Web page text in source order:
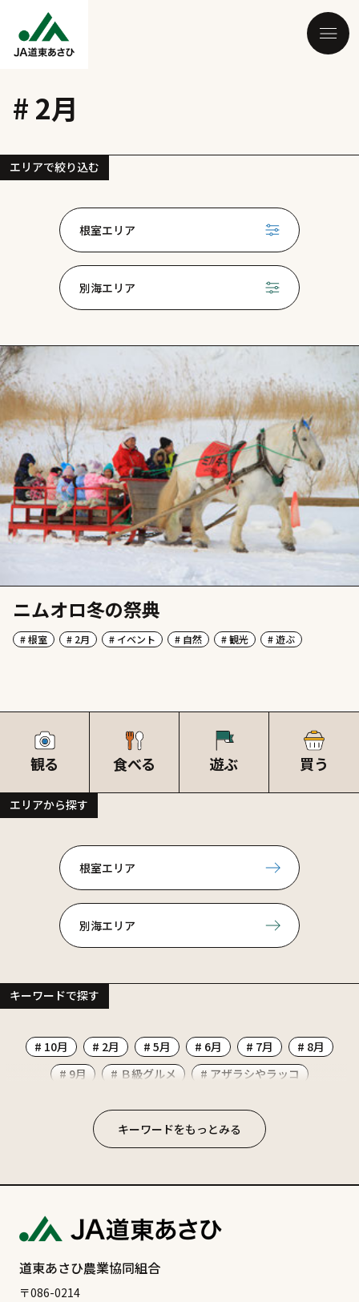
# 2月
エリアで絞り込む
根室エリア
別海エリア
ニムオロ冬の祭典
# 根室 # 2月 # イベント # 自然 # 観光 # 遊ぶ
観る 食べる 遊ぶ 買う
エリアから探す
根室エリア
別海エリア
キーワードで探す
# 10月 # 2月 # 5月 # 6月 # 7月
# 8月
# 9月
# Ｂ級グルメ
# アザラシやラッコ
# カレー # ごはん系
# コンビニ
# ソフトクリーム
# ディナー # のむ
# ビーフ
# マーボラーメン
# マラソン # ラーメン
# ワカサギ釣り
# 別海のオススメ食べ物
キーワードをもっとみる
道東あさひ農業協同組合
〒086-0214